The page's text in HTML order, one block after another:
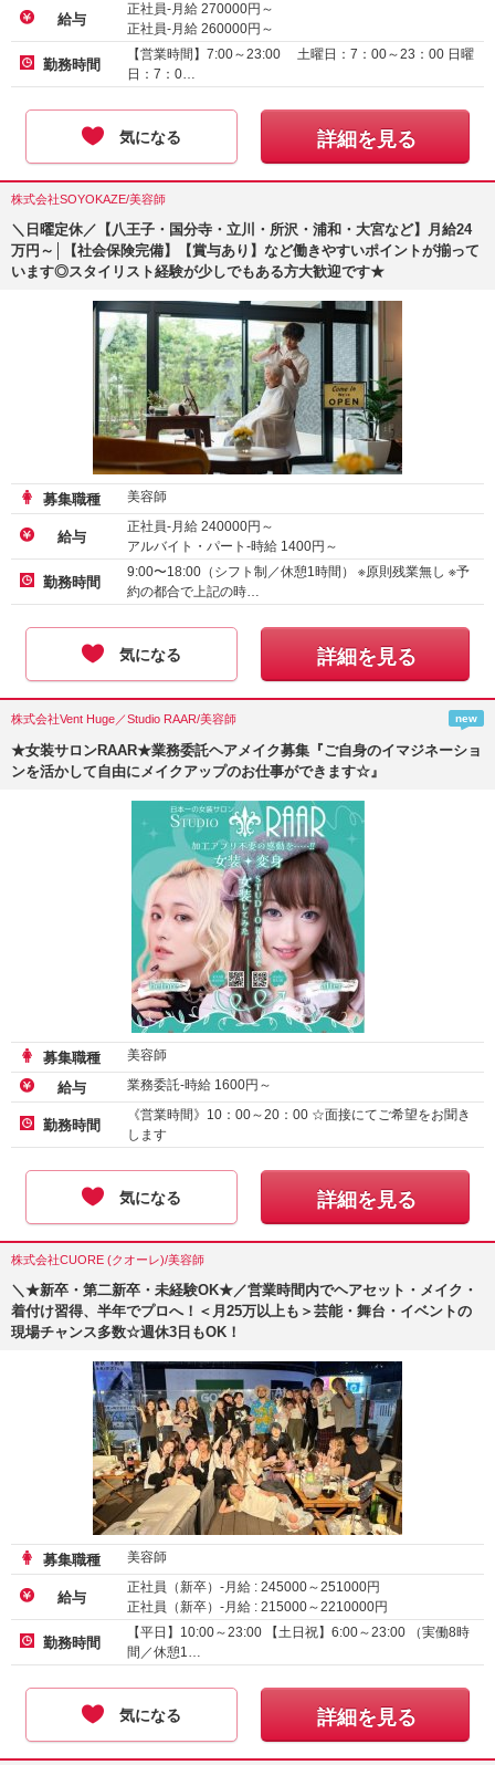
給与
正社員-月給 270000円～
正社員-月給 260000円～
業務委託
勤務時間
【営業時間】7:00～23:00 土曜日：7：00～23：00 日曜
日：7：0…
気になる 詳細を見る
株式会社SOYOKAZE/美容師
＼日曜定休／【八王子・国分寺・立川・所沢・浦和・大宮など】月給24
万円～│【社会保険完備】【賞与あり】など働きやすいポイントが揃って
います◎スタイリスト経験が少しでもある方大歓迎です★
募集職種 美容師
給与
正社員-月給 240000円～
アルバイト・パート-時給 1400円～
勤務時間
9:00〜18:00（シフト制／休憩1時間） ※原則残業無し ※予
約の都合で上記の時…
気になる 詳細を見る
株式会社Vent Huge／Studio RAAR/美容師 new
★女装サロンRAAR★業務委託ヘアメイク募集『ご自身のイマジネーショ
ンを活かして自由にメイクアップのお仕事ができます☆』
募集職種 美容師
給与 業務委託-時給 1600円～
勤務時間
《営業時間》10：00～20：00 ☆面接にてご希望をお聞き
します
気になる 詳細を見る
株式会社CUORE (クオーレ)/美容師
＼★新卒・第二新卒・未経験OK★／営業時間内でヘアセット・メイク・
着付け習得、半年でプロへ！＜月25万以上も＞芸能・舞台・イベントの
現場チャンス多数☆週休3日もOK！
募集職種 美容師
給与
正社員（新卒）-月給 : 245000～251000円
正社員（新卒）-月給 : 215000～2210000円
勤務時間
【平日】10:00～23:00 【土日祝】6:00～23:00 （実働8時
間／休憩1…
気になる 詳細を見る